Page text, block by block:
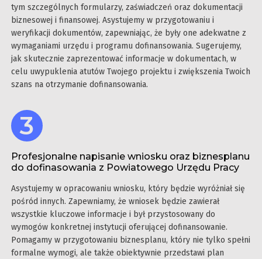
tym szczególnych formularzy, zaświadczeń oraz dokumentacji
biznesowej i finansowej. Asystujemy w przygotowaniu i
weryfikacji dokumentów, zapewniając, że były one adekwatne z
wymaganiami urzędu i programu dofinansowania. Sugerujemy,
jak skutecznie zaprezentować informacje w dokumentach, w
celu uwypuklenia atutów Twojego projektu i zwiększenia Twoich
szans na otrzymanie dofinansowania.
Profesjonalne napisanie wniosku oraz biznesplanu
do dofinasowania z Powiatowego Urzędu Pracy
Asystujemy w opracowaniu wniosku, który będzie wyróżniał się
pośród innych. Zapewniamy, że wniosek będzie zawierał
wszystkie kluczowe informacje i był przystosowany do
wymogów konkretnej instytucji oferującej dofinansowanie.
Pomagamy w przygotowaniu biznesplanu, który nie tylko spełni
formalne wymogi, ale także obiektywnie przedstawi plan